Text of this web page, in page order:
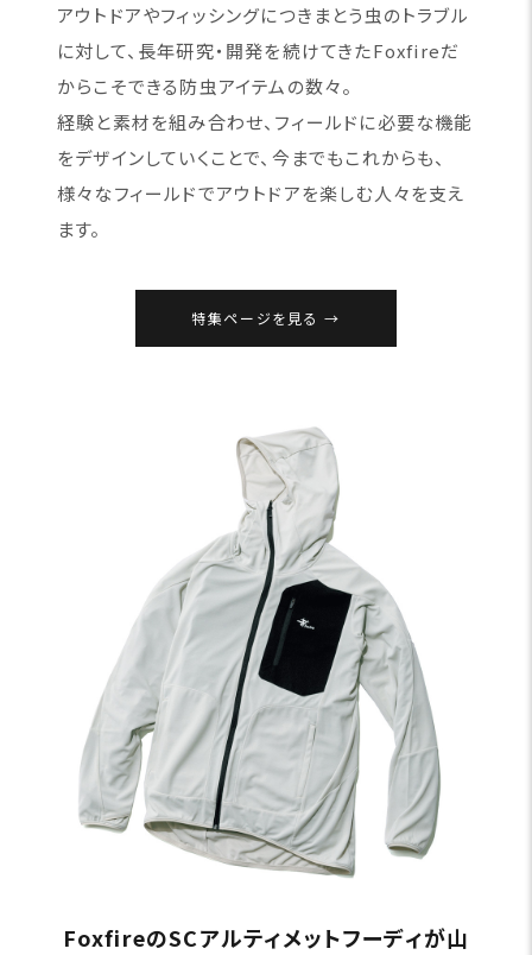
アウトドアやフィッシングにつきまとう虫のトラブル
に対して、長年研究・開発を続けてきたFoxfireだ
からこそできる防虫アイテムの数々。
経験と素材を組み合わせ、フィールドに必要な機能
をデザインしていくことで、今までもこれからも、
様々なフィールドでアウトドアを楽しむ人々を支え
ます。
特集ページを見る
FoxfireのSCアルティメットフーディが山